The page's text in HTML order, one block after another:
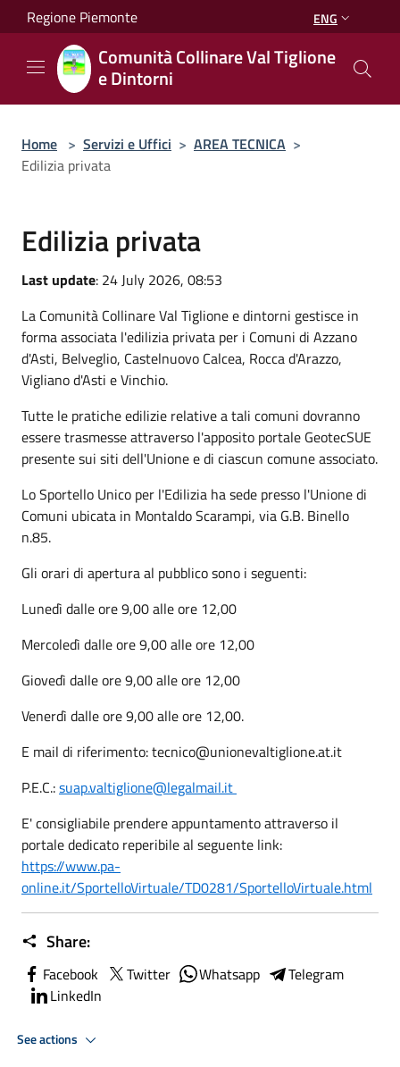
Salta al contenuto principale
Regione Piemonte ENG
Comunità Collinare Val Tiglione
e Dintorni
Home > Servizi e Uffici > AREA TECNICA >
Edilizia privata
Edilizia privata
Last update: 24 July 2026, 08:53
La Comunità Collinare Val Tiglione e dintorni gestisce in
forma associata l'edilizia privata per i Comuni di Azzano
d'Asti, Belveglio, Castelnuovo Calcea, Rocca d'Arazzo,
Vigliano d'Asti e Vinchio.
Tutte le pratiche edilizie relative a tali comuni dovranno
essere trasmesse attraverso l'apposito portale GeotecSUE
presente sui siti dell'Unione e di ciascun comune associato.
Lo Sportello Unico per l'Edilizia ha sede presso l'Unione di
Comuni ubicata in Montaldo Scarampi, via G.B. Binello
n.85.
Gli orari di apertura al pubblico sono i seguenti:
Lunedì dalle ore 9,00 alle ore 12,00
Mercoledì dalle ore 9,00 alle ore 12,00
Giovedì dalle ore 9,00 alle ore 12,00
Venerdì dalle ore 9,00 alle ore 12,00.
E mail di riferimento: tecnico@unionevaltiglione.at.it
P.E.C.:suap.valtiglione@legalmail.it
E' consigliabile prendere appuntamento attraverso il
portale dedicato reperibile al seguente link:
https://www.pa-
online.it/SportelloVirtuale/TD0281/SportelloVirtuale.html
Share:
Facebook Twitter Whatsapp
Telegram
LinkedIn
See actions